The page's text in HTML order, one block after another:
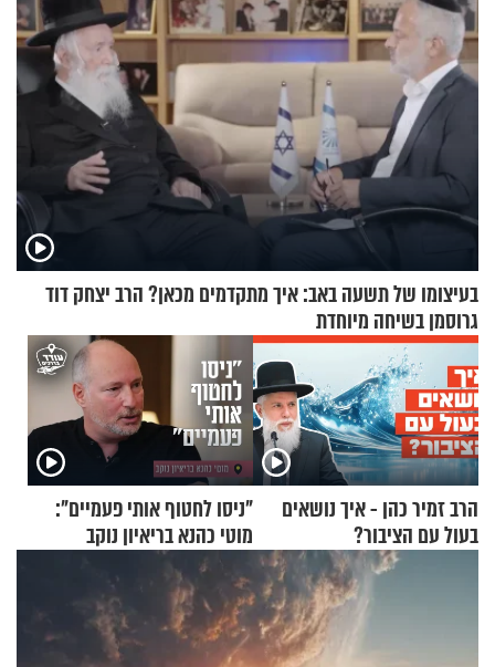
בעיצומו של תשעה באב: איך מתקדמים מכאן? הרב יצחק דוד
גרוסמן בשיחה מיוחדת
הרב זמיר כהן - איך נושאים
בעול עם הציבור?
"ניסו לחטוף אותי פעמיים":
מוטי כהנא בריאיון נוקב